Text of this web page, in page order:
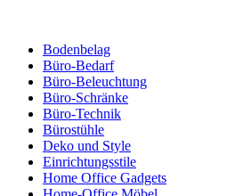
Bodenbelag
Büro-Bedarf
Büro-Beleuchtung
Büro-Schränke
Büro-Technik
Bürostühle
Deko und Style
Einrichtungsstile
Home Office Gadgets